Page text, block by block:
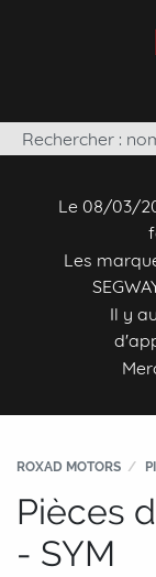
Le 08/03/
Les
Il y
ROXAD MOTORS
Pièces
- SYM